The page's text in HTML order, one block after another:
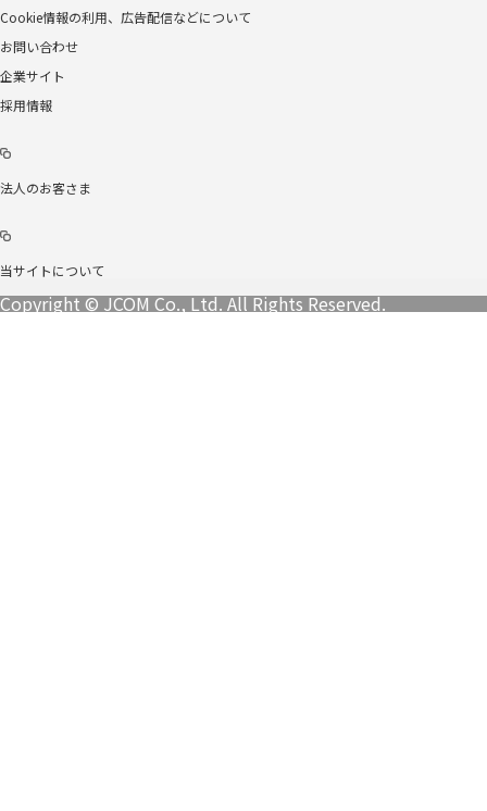
Cookie情報の利用、広告配信などについて
お問い合わせ
企業サイト
採用情報
法人のお客さま
当サイトについて
Copyright © JCOM Co., Ltd. All Rights Reserved.